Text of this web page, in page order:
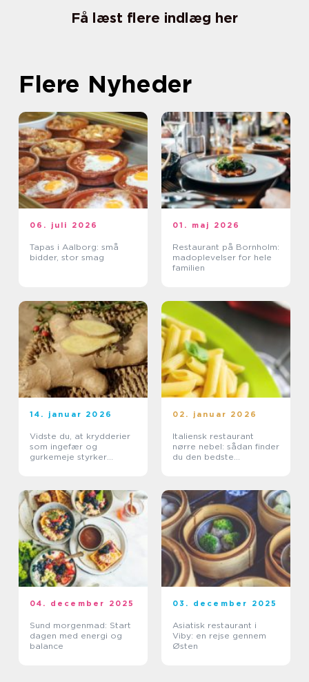
Få læst flere indlæg her
Flere Nyheder
06. juli 2026
Tapas i Aalborg: små
bidder, stor smag
01. maj 2026
Restaurant på Bornholm:
madoplevelser for hele
familien
14. januar 2026
Vidste du, at krydderier
som ingefær og
gurkemeje styrker
02. januar 2026
Italiensk restaurant
nørre nebel: sådan finder
du den bedste
04. december 2025
Sund morgenmad: Start
dagen med energi og
balance
03. december 2025
Asiatisk restaurant i
Viby: en rejse gennem
Østen